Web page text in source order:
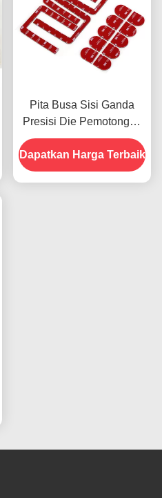
Pita Busa Sisi Ganda
Presisi Die Pemotongan
Pelat Baterai RoHS
Dapatkan Harga Terbaik